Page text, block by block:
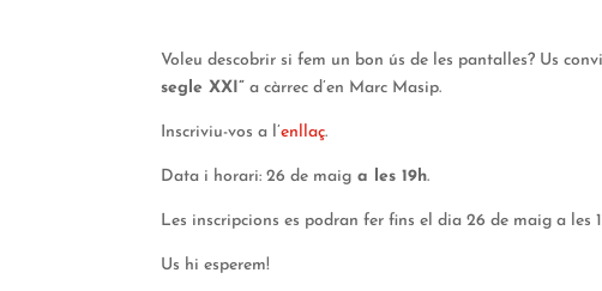
Voleu descobrir si fem un bon ús de les pantalles? Us
segle XXI” a càrrec d’en Marc Masip.
Inscriviu-vos a l’enllaç.
Data i horari: 26 de maig a les 19h.
Les inscripcions es podran fer fins el dia 26 de maig a les
Us hi esperem!